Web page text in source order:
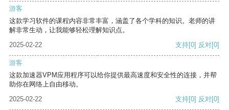
游客
这款学习软件的课程内容非常丰富，涵盖了各个学科的知识。老师的讲
解非常生动，让我能够轻松理解知识点。
2025-02-22
支持[0] 反对[0]
游客
这款加速器VPM应用程序可以给你提供最高速度和安全性的连接，并帮
助你在网络上自由移动。
2025-02-22
支持[0] 反对[0]